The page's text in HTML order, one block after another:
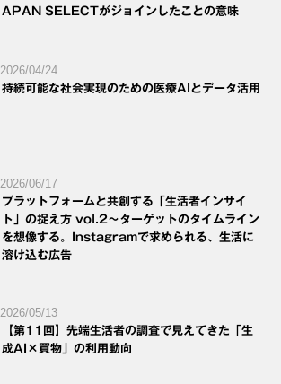
APAN SELECTがジョインしたことの意味
2026/04/24
持続可能な社会実現のための医療AIとデータ活用
2026/06/17
プラットフォームと共創する「生活者インサイ
ト」の捉え方 vol.2～ターゲットのタイムライン
を想像する。Instagramで求められる、生活に
溶け込む広告
2026/05/13
【第11回】先端生活者の調査で見えてきた「生
成AI×買物」の利用動向